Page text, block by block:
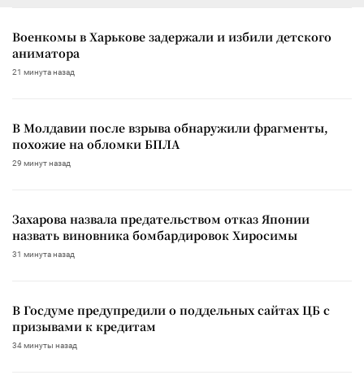
Военкомы в Харькове задержали и избили детского
аниматора
21 минута назад
В Молдавии после взрыва обнаружили фрагменты,
похожие на обломки БПЛА
29 минут назад
Захарова назвала предательством отказ Японии
назвать виновника бомбардировок Хиросимы
31 минута назад
В Госдуме предупредили о поддельных сайтах ЦБ с
призывами к кредитам
34 минуты назад